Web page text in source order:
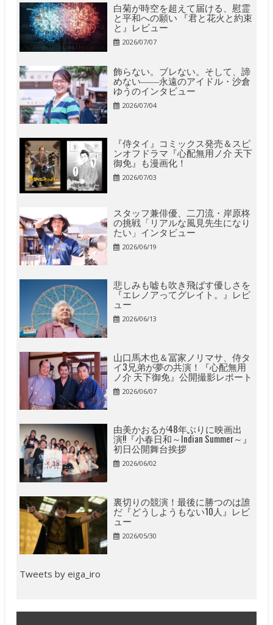
白菊が時空を超えて届ける、慰霊
と平和への願い 『君と花火と約束
と』レビュー
2026/07/07
飾らない。ブレない。そして、諦
めない――永遠のアイドル・沙倉
ゆうのインタビュー
2026/07/04
『侍タイ』コミックス発売＆スピ
ンオフドラマ『心配無用ノ介 天下
御免』も漫画化！
2026/07/03
スタッフ兼俳優、二刀流・岸原柊
の挑戦「リアルな風見先生になり
たい」インタビュー
2026/06/19
悲しみも嘘も吹き飛ばす優しさを
『エレノアってグレイト。』レビ
ュー
2026/06/13
山口馬木也＆冨家ノリマサ、侍タ
イ3兄弟が夢の共演！『心配無用
ノ介 天下御免』公開撮影レポート
2026/06/07
由美かおるが48年ぶりに映画出
演!!『小春日和～Indian Summer～』
初日公開舞台挨拶
2026/06/02
裏切りの競演！最後に勝つのは誰
だ『どうしようもない10人』レビ
ュー
2026/05/30
Tweets by eiga_iro